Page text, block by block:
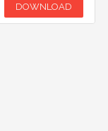
DOWNLOAD